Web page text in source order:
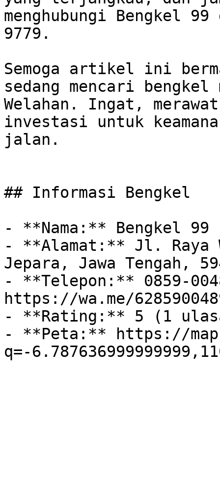
menghubungi Bengkel
9779.
Semoga artikel ini
sedang mencari
Welahan. Ingat,
investasi untuk
jalan.
## Informasi Bengkel
- **Nama:** Bengkel 99
- **Alamat:** Jl. Raya
Jepara, Jawa Tengah,
- **Telepon:** 0859-
https://wa.me/
- **Rating:** 5 (1
- **Peta:** https://